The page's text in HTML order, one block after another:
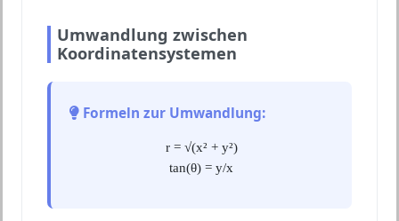
Umwandlung zwischen
Koordinatensystemen
Formeln zur Umwandlung:
r = √(x² + y²)
tan(θ) = y/x